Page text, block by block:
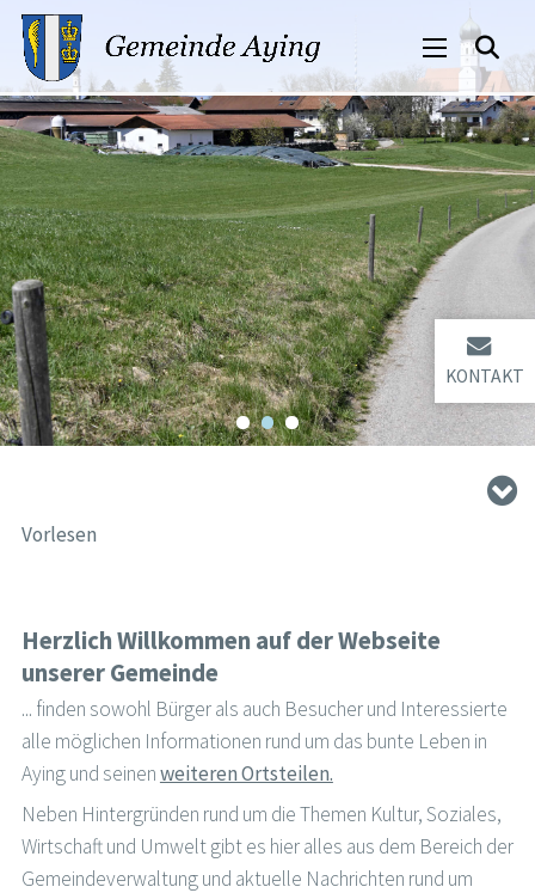
KONTAKT
Vorlesen
Herzlich Willkommen auf der Webseite
unserer Gemeinde
... finden sowohl Bürger als auch Besucher und Interessierte
alle möglichen Informationen rund um das bunte Leben in
Aying und seinenweiteren Ortsteilen.
Neben Hintergründen rund um die Themen Kultur, Soziales,
Wirtschaft und Umwelt gibt es hier alles aus dem Bereich der
Gemeindeverwaltung und aktuelle Nachrichten rund um